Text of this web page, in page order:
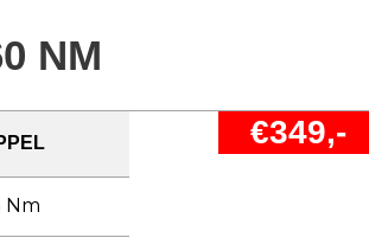
NM
€349,-
Nm